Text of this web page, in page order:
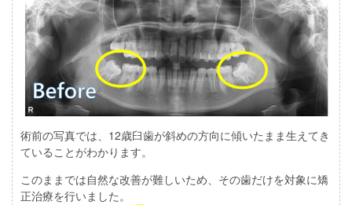
術前の写真では、12歳臼歯が斜めの方向に傾いたまま生えてき
ていることがわかります。
このままでは自然な改善が難しいため、その歯だけを対象に矯
正治療を行いました。